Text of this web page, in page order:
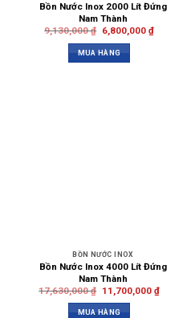
Bồn Nước Inox 2000 Lít Đứng
Nam Thành
9,130,000₫ 6,800,000 ₫
MUA HÀNG
BỒN NƯỚC INOX
Bồn Nước Inox 4000 Lít Đứng
Nam Thành
17,630,000₫ 11,700,000 ₫
MUA HÀNG